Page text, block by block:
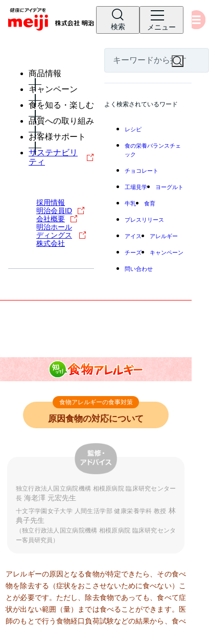
検索 メニュー
商品情報
キャンペーン
食を知る・楽しむ
品質への取り組み
お客様サポート
サステナビリ
ティ
採用情報
明治会員ID
会社概要
明治ホール
ディングス
株式会社
よく検索されているワード
レシピ
食の栄養バランスチェ
ック
チョコレート
工場見学 ヨーグルト
牛乳 食育
プレスリリース
アイス アレルギー
チーズ キャンペーン
問い合わせ
食物アレルギーの食事対策
原因食物の対応について
独立行政法人国立病院機構 相模原病院 臨床研究センター
長 海老澤 元宏先生
十文字学園女子大学 人間生活学部 健康栄養学科 教授 林
典子先生
（独立行政法人国立病院機構 相模原病院 臨床研究センタ
ー客員研究員）
アレルギーの原因となる食物が特定できたら、その食べ
物を除去する（症状をおこさせないために食べない）こ
とが必要です。ただし、除去食物であっても、食べて症
状が出ない範囲（量）までは食べることができます。医
師のもとで行う食物経口負荷試験などの結果から、食べ